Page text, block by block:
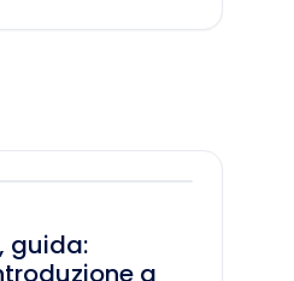
guida:
a